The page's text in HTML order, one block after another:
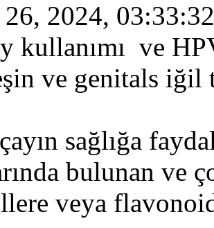
2024,
kullanımı ve
ve genitals iğil
sağlığa
bulunan ve
veya